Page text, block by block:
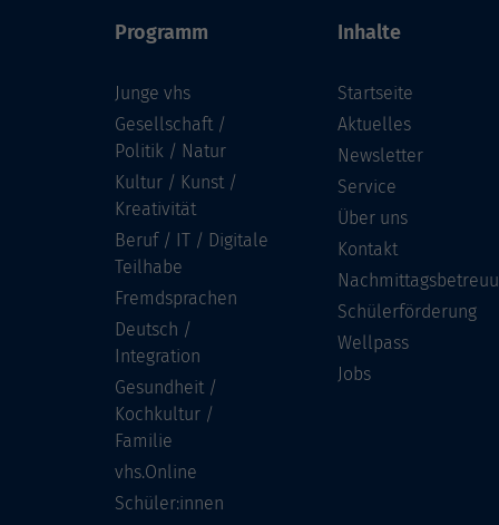
Programm
Junge vhs
Gesellschaft /
Politik / Natur
Kultur / Kunst /
Kreativität
Beruf / IT / Digitale
Teilhabe
Fremdsprachen
Deutsch /
Integration
Gesundheit /
Kochkultur /
Familie
vhs.Online
Schüler:innen
Inhalte
Startseite
Aktuelles
Newsletter
Service
Über uns
Kontakt
Schülerförderung
Wellpass
Jobs